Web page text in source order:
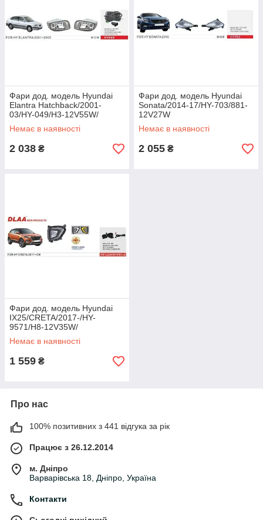
Фари дод. модель Hyundai
Elantra Hatchback/2001-
03/HY-049/H3-12V55W/
ел.проводка
Немає в наявності
2 038 ₴
Фари дод. модель Hyundai
Sonata/2014-17/HY-703/881-
12V27W
Немає в наявності
2 055 ₴
Фари дод. модель Hyundai
IX25/CRETA/2017-/HY-
9571/H8-12V35W/
ел.проводка
Немає в наявності
1 559 ₴
Про нас
100% позитивних з 441 відгука за рік
Працює з 26.12.2014
м. Дніпро
Варварівська 18, Дніпро, Україна
Контакти